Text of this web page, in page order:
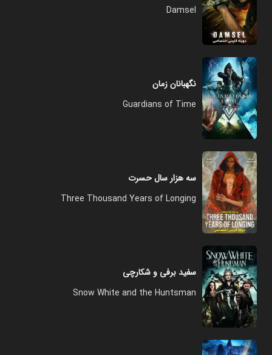
Damsel
نگهبانان زمان
Guardians of Time
سه هزار سال حسرت
Three Thousand Years of Longing
سفید برفی و شکارچی
Snow White and the Huntsman